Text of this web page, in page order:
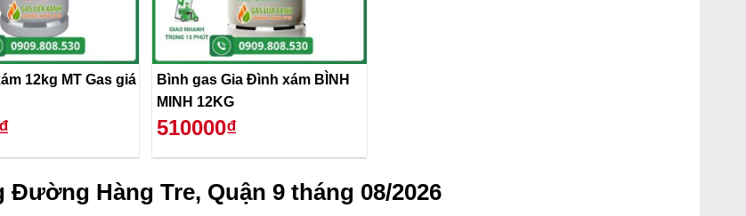
12kg MT Gas giá
Bình gas Gia Đình xám BÌNH
MINH 12KG
510000₫
Hàng Tre, Quận 9 tháng 08/2026